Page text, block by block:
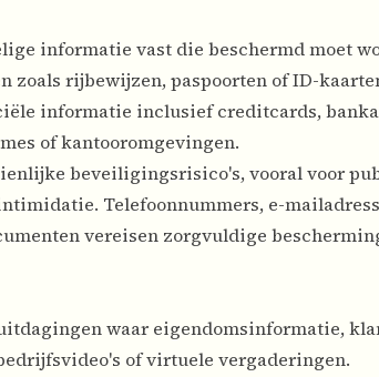
informatie vast die beschermd moet
rijbewijzen, paspoorten of ID-
informatie inclusief creditcards,
of kantooromgevingen.
beveiligingsrisico's, vooral voor
Telefoonnummers, e-
vereisen zorgvuldige
waar eigendomsinformatie,
of virtuele vergaderingen.